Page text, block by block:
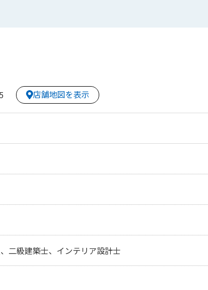
店舗地図を表示
二級建築士、インテリア設計士